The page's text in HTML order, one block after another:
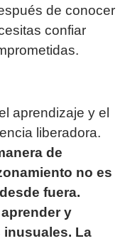
de conocer
confiar
aprendizaje y el
liberadora.
de
no es
fuera.
y
La